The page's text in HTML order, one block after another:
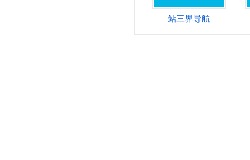
站三界导航